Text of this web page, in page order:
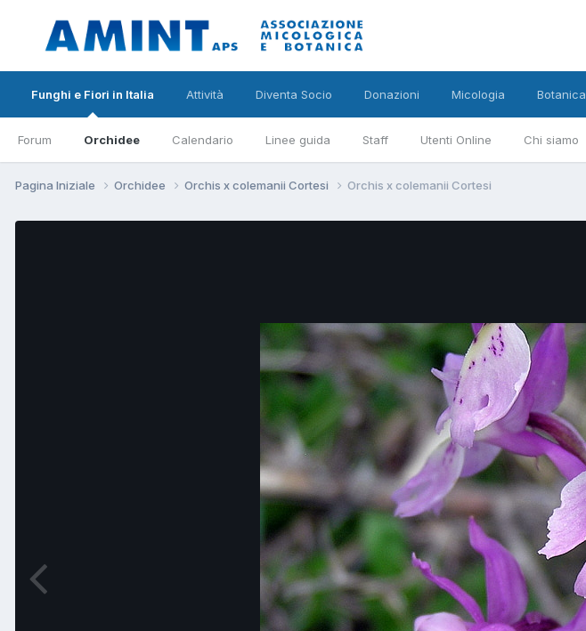
Funghi e Fiori in Italia
Forum Orchidee Calendario Linee guida Staff Utenti Online Chi siamo
Attività Diventa Socio Donazioni Micologia Botanica
Pagina Iniziale Orchidee Orchis x colemanii Cortesi Orchis x colemanii Cortesi